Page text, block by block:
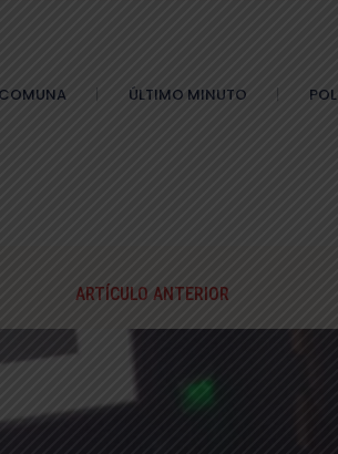
COMUNA ÚLTIMO MINUTO
ARTÍCULO ANTERIOR